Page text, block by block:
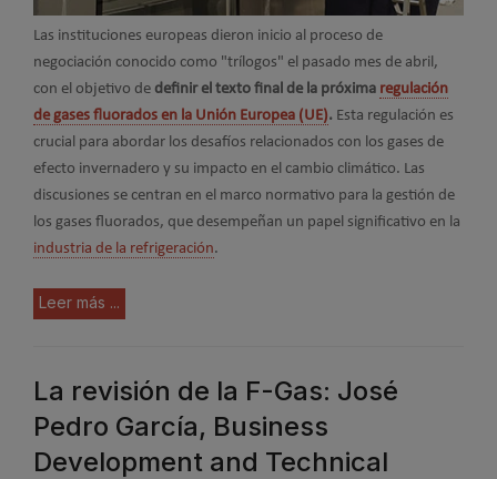
Las instituciones europeas dieron inicio al proceso de
negociación conocido como "trílogos" el pasado mes de abril,
con el objetivo de definir el texto final de la próxima regulación
de gases fluorados en la Unión Europea (UE). Esta regulación es
crucial para abordar los desafíos relacionados con los gases de
efecto invernadero y su impacto en el cambio climático. Las
discusiones se centran en el marco normativo para la gestión de
los gases fluorados, que desempeñan un papel significativo en la
industria de la refrigeración.
Leer más ...
La revisión de la F-Gas: José
Pedro García, Business
Development and Technical